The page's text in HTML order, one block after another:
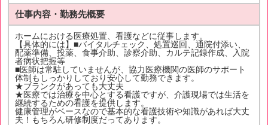
仕事内容・勤務先概要
ホームにおける医療処置、看護などに従事します。
【具体的には】■バイタルチェック、処置巡回、通院付添い、
配薬準備、投薬、食事介助、診察介助、カルテ記録作成、入院
者病状把握等
■医師は常駐していませんが、協力医療機関の医師のサポート
体制もしっかりしており安心して勤務できます。
★ブランクがあっても大丈夫
★医療では治療を中心とする看護ですが、介護現場では生活を
継続するための看護を提供します。
健康管理がベースなので基本的な看護技術や知識があれば大丈
夫！もちろん研修制度だってあります。